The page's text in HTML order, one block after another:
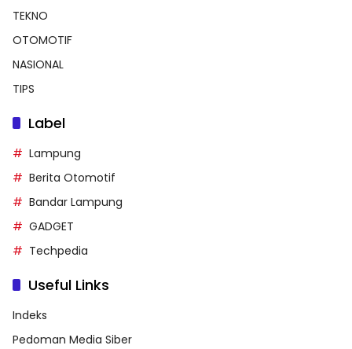
TEKNO
OTOMOTIF
NASIONAL
TIPS
Label
Lampung
Berita Otomotif
Bandar Lampung
GADGET
Techpedia
Useful Links
Indeks
Pedoman Media Siber